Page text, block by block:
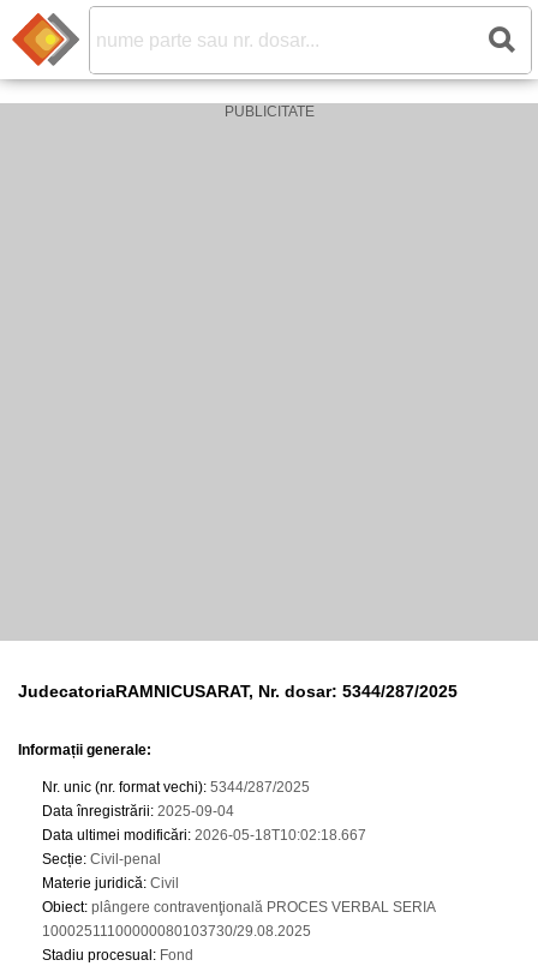
JudecatoriaRAMNICUSARAT, Nr. dosar: 5344/287/2025
Informații generale:
Nr. unic (nr. format vechi): 5344/287/2025
Data înregistrării: 2025-09-04
Data ultimei modificări: 2026-05-18T10:02:18.667
Secție: Civil-penal
Materie juridică: Civil
Obiect: plângere contravenţională PROCES VERBAL SERIA
10002511100000080103730/29.08.2025
Stadiu procesual : Fond